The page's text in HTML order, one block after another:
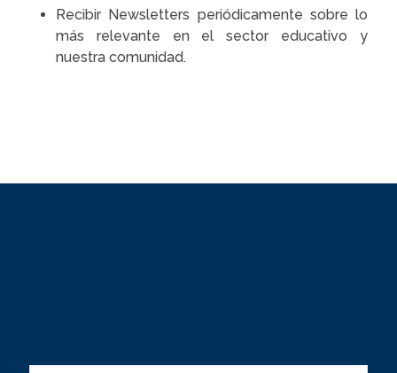
Recibir Newsletters periódicamente sobre lo
más relevante en el sector educativo y
nuestra comunidad.